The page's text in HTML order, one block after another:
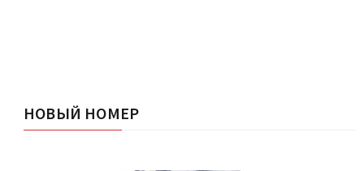
НОВЫЙ НОМЕР